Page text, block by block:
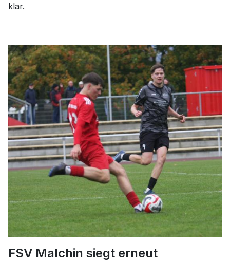
klar.
FSV Malchin siegt erneut